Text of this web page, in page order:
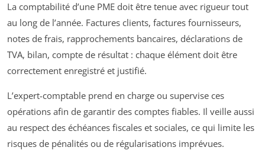
La comptabilité d’une PME doit être tenue avec rigueur tout
au long de l’année. Factures clients, factures fournisseurs,
notes de frais, rapprochements bancaires, déclarations de
TVA, bilan, compte de résultat : chaque élément doit être
correctement enregistré et justifié.
L’expert-comptable prend en charge ou supervise ces
opérations afin de garantir des comptes fiables. Il veille aussi
au respect des échéances fiscales et sociales, ce qui limite les
risques de pénalités ou de régularisations imprévues.